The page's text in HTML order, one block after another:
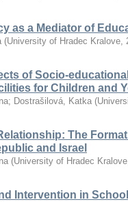
as a Mediator of
(University of Hradec Kralove,
of Socio-
for Children and
; Dostrašilová, Katka (
The
and Israel
(University of Hradec Kralove
Intervention in